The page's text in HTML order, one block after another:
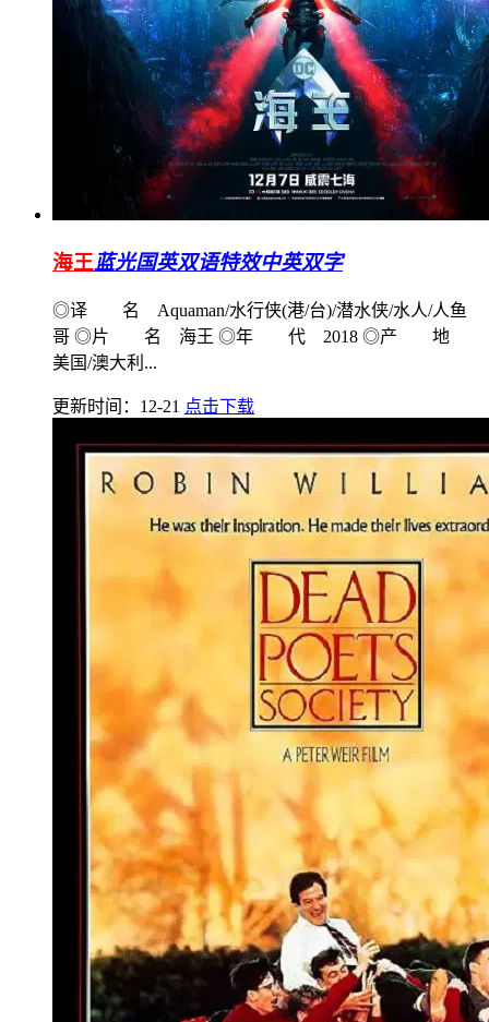
海王蓝光国英双语特效中英双字
◎译 名 Aquaman/水行侠(港/台)/潜水侠/水人/人鱼
哥 ◎片 名 海王 ◎年 代 2018 ◎产 地
美国/澳大利...
更新时间：12-21 点击下载